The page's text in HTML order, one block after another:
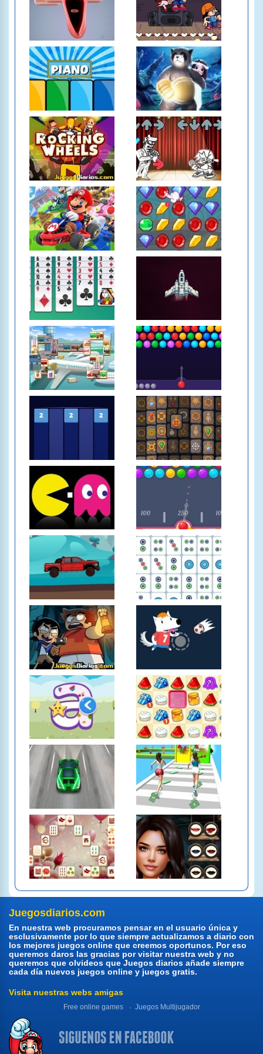
Juegosdiarios.com
En nuestra web procuramos pensar en el usuario única y
esclusivamente por lo que siempre actualizamos a diario con
los mejores juegos online que creemos oportunos. Por eso
queremos daros las gracias por visitar nuestra web y no
queremos que olvideos que Juegos diarios añade siempre
cada día nuevos juegos online y juegos gratis.
Visita nuestras webs amigas
Free online games Juegos Multijugador